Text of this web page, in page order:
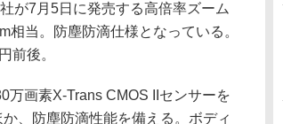
が7月5日に発売する高倍率ズーム
当。防塵防滴仕様となっている。
前後。
画素X-Trans CMOS IIセンサーを
、防塵防滴性能を備える。ボディ